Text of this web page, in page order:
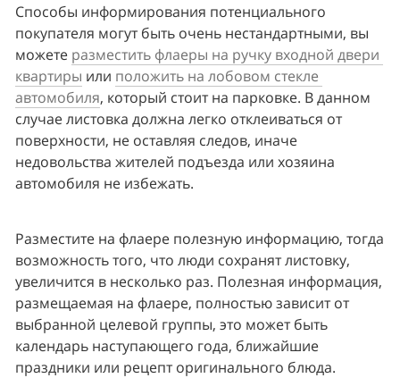
Способы информирования потенциального
покупателя могут быть очень нестандартными, вы
можете разместить флаеры на ручку входной двери
квартиры или положить на лобовом стекле
автомобиля, который стоит на парковке. В данном
случае листовка должна легко отклеиваться от
поверхности, не оставляя следов, иначе
недовольства жителей подъезда или хозяина
автомобиля не избежать.
Разместите на флаере полезную информацию, тогда
возможность того, что люди сохранят листовку,
увеличится в несколько раз. Полезная информация,
размещаемая на флаере, полностью зависит от
выбранной целевой группы, это может быть
календарь наступающего года, ближайшие
праздники или рецепт оригинального блюда.